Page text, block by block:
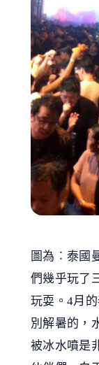
圖為︰泰國
們幾乎玩了
玩耍。4月
別解暑的，
被冰水噴是